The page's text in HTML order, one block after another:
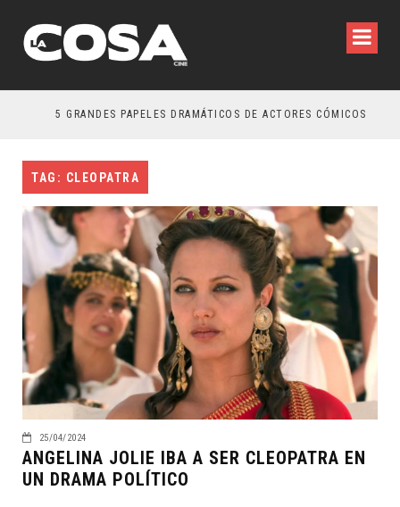
5 GRANDES PAPELES DRAMÁTICOS DE ACTORES CÓMICOS
TAG: CLEOPATRA
25/04/2024
ANGELINA JOLIE IBA A SER CLEOPATRA EN
UN DRAMA POLÍTICO